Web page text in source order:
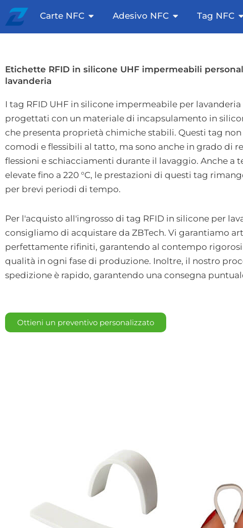
Vai
contenuto
Carte NFC Apri le carte NFC
Adesivo NFC Apri adesivo NFC
Tag NFC
Etichette RFID in silicone UHF impermeabili
lavanderia
I tag RFID UHF in silicone impermeabile per lavanderia
progettati con un materiale di incapsulamento in
che presenta proprietà chimiche stabili. Questi tag non
comodi e flessibili al tatto, ma sono anche in grado di
flessioni e schiacciamenti durante il lavaggio. Anche a
elevate fino a 220 °C, le prestazioni di questi tag
per brevi periodi di tempo.
Per l'acquisto all'ingrosso di tag RFID in silicone per
consigliamo di acquistare da ZBTech. Vi garantiamo
perfettamente rifiniti, garantendo al contempo
qualità in ogni fase di produzione. Inoltre, il nostro
spedizione è rapido, garantendo una consegna
Ottieni un preventivo personalizzato